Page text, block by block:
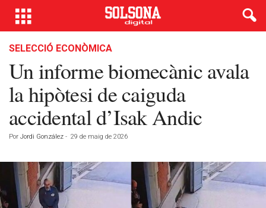
SELECCIÓ ECONÒMICA
Un informe biomecànic avala
la hipòtesi de caiguda
accidental d’Isak Andic
Por Jordi González - 29 de maig de 2026